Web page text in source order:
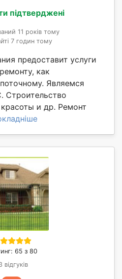
підтверджені
11 років тому
7 годин тому
предоставит услуги
как
Являемся
Строительство
и др. Ремонт
65 з 80
відгуків